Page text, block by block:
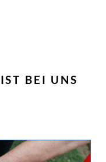
BEI UNS